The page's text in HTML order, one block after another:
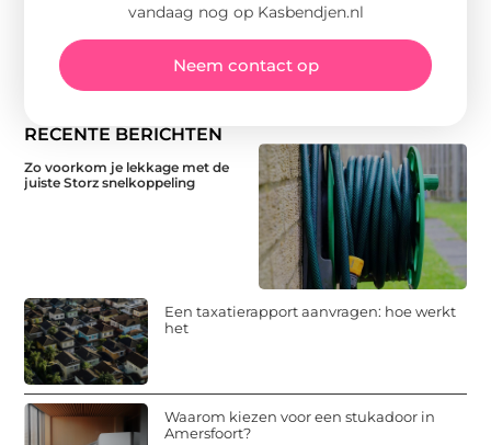
RECENTE BERICHTEN
Zo voorkom je lekkage met de
juiste Storz snelkoppeling
Een taxatierapport aanvragen: hoe werkt
het
Waarom kiezen voor een stukadoor in
Amersfoort?
vandaag nog op Kasbendjen.nl
Neem contact op